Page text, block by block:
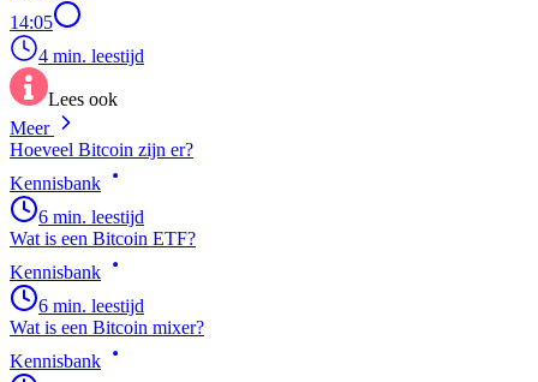
14:05
4 min. leestijd
Lees ook
Meer
Hoeveel Bitcoin zijn er?
Kennisbank
6 min. leestijd
Wat is een Bitcoin ETF?
Kennisbank
6 min. leestijd
Wat is een Bitcoin mixer?
Kennisbank